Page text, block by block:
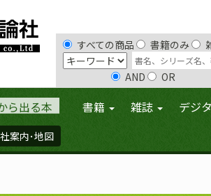
すべての商品 書籍のみ
AND OR
ら出る本 書籍 雑誌 デジ
案内･地図